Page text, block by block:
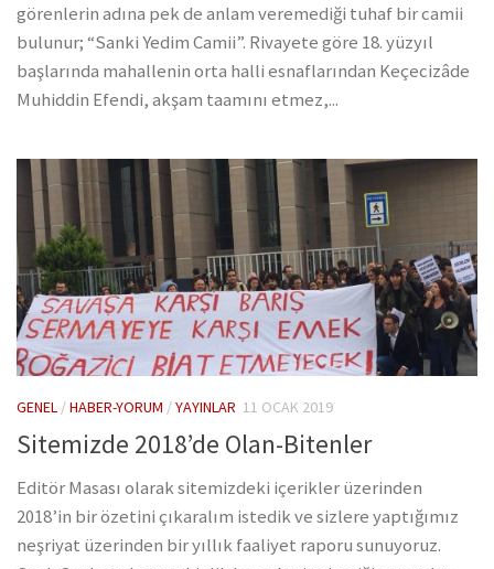
görenlerin adına pek de anlam veremediği tuhaf bir camii
bulunur; “Sanki Yedim Camii”. Rivayete göre 18. yüzyıl
başlarında mahallenin orta halli esnaflarından Keçecizâde
Muhiddin Efendi, akşam taamını etmez,...
GENEL /HABER-YORUM /YAYINLAR 11 OCAK 2019
Sitemizde 2018’de Olan-Bitenler
Editör Masası olarak sitemizdeki içerikler üzerinden
2018’in bir özetini çıkaralım istedik ve sizlere yaptığımız
neşriyat üzerinden bir yıllık faaliyet raporu sunuyoruz.